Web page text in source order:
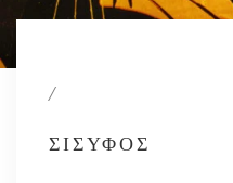
/
ΣΊΣΥΦΟΣ